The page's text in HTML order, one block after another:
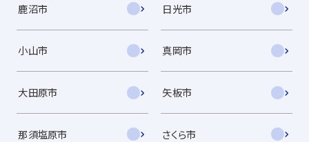
鹿沼市 日光市
小山市 真岡市
大田原市 矢板市
那須塩原市 さくら市